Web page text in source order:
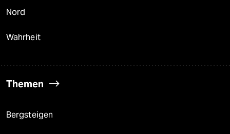
Nord
Wahrheit
Themen
Bergsteigen